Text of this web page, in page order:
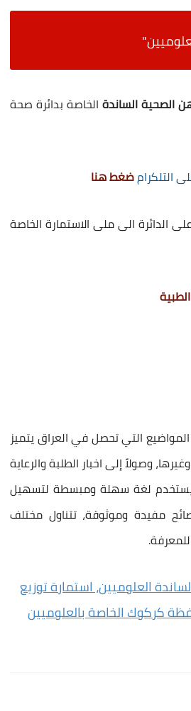
الصحية الساندة الخاصة بدائرة صحة
التلكرامضغط هنا
الدائرة الى ملى الاستمارة الخاصة
التي تحصل في العراق يتميز
وصولاً إلى اخبار الطلبة والرعاية
يستخدم لغة سهلة ومبسطة لتسهيل
مفيدة وموثوقة، تتناول مختلف
العلوميين، استمارة توزيع
كركوك الخاصة بالعلوميين